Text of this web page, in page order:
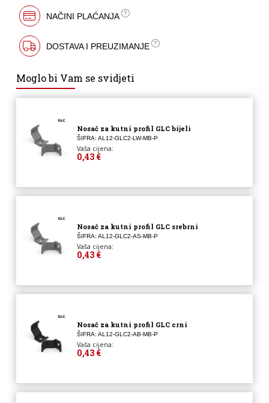
NAČINI PLAĆANJA
DOSTAVA I PREUZIMANJE
Moglo bi Vam se svidjeti
Nosač za kutni profil GLC bijeli
ŠIFRA: AL12-GLC2-LW-MB-P
Vaša cijena:
0,43 €
Nosač za kutni profil GLC srebrni
ŠIFRA: AL12-GLC2-AS-MB-P
Vaša cijena:
0,43 €
Nosač za kutni profil GLC crni
ŠIFRA: AL12-GLC2-AB-MB-P
Vaša cijena:
0,43 €